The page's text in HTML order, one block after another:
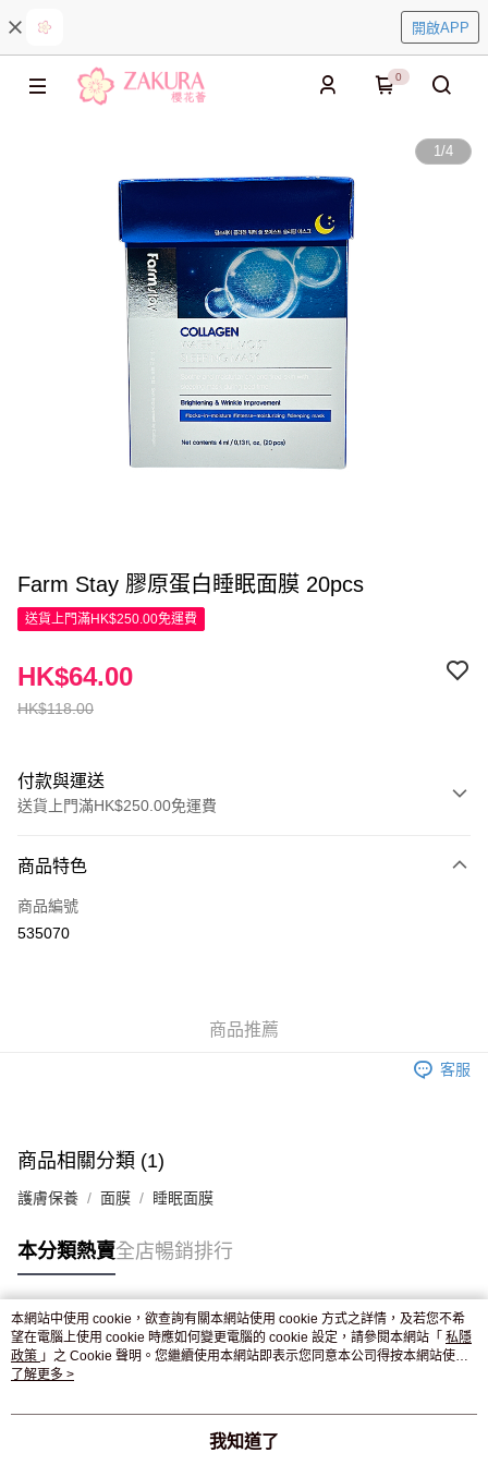
開啟APP
0
1/4
Farm Stay 膠原蛋白睡眠面膜 20pcs
送貨上門滿HK$250.00免運費
HK$118.00
HK$64.00
付款與運送
送貨上門滿HK$250.00免運費
信用卡
Apple Pay
付款後門市自取，訂單確認後2-4個工作天到店，7天內取。逾期後
商品特色
商品編號
535070
商品推薦
客服
商品相關分類 (1)
護膚保養 面膜 睡眠面膜
本分類熱賣全店暢銷排行
熱門標籤
熱銷排行
本網站中使用 cookie，欲查詢有關本網站使用 cookie 方式之詳情，及若您不希
望在電腦上使用 cookie 時應如何變更電腦的 cookie 設定，請參閱本網站「 私隱
政策 」之 Cookie 聲明。您繼續使用本網站即表示您同意本公司得按本網站使用
條款之 Cookie 聲明使用 cookie。
了解更多 >
我知道了